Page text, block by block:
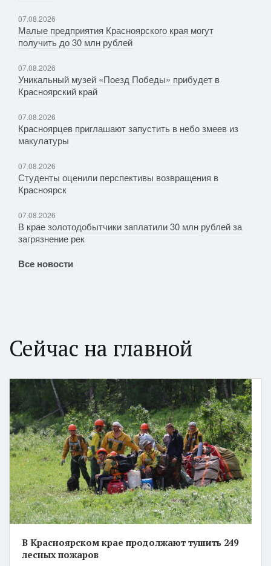
07.08.2026
Малые предприятия Красноярского края могут
получить до 30 млн рублей
07.08.2026
Уникальный музей «Поезд Победы» прибудет в
Красноярский край
07.08.2026
Красноярцев приглашают запустить в небо змеев из
макулатуры
07.08.2026
Студенты оценили перспективы возвращения в
Красноярск
07.08.2026
В крае золотодобытчики заплатили 30 млн рублей за
загрязнение рек
Все новости
Сейчас на главной
В Красноярском крае продолжают тушить 249
лесных пожаров